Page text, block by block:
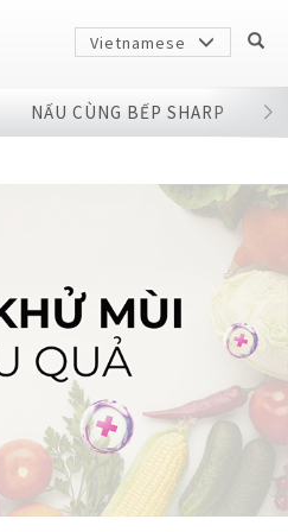
Vietnamese
NẤU CÙNG BẾP SHARP